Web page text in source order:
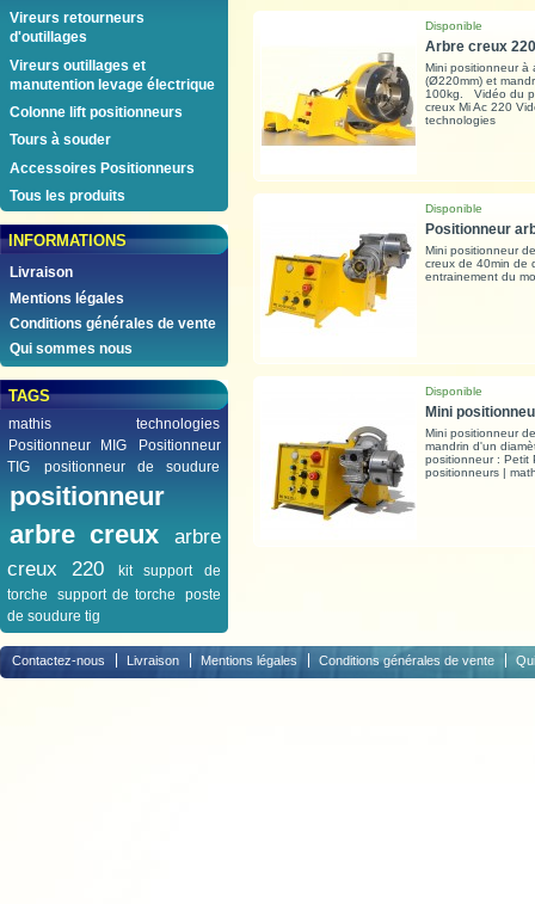
Vireurs retourneurs
d'outillages
Vireurs outillages et
manutention levage électrique
Colonne lift positionneurs
Tours à souder
Accessoires Positionneurs
Tous les produits
INFORMATIONS
Livraison
Mentions légales
Conditions générales de vente
Qui sommes nous
TAGS
mathis technologies
Positionneur MIG
Positionneur
TIG
positionneur de soudure
positionneur
arbre creux
arbre
creux 220
kit support de
torche
support de torche
poste
de soudure tig
Disponible
Arbre creux
Mini positionneur à
(Ø220mm) et
100kg. Vidéo du
creux Mi Ac 220
technologies
Disponible
Positionneur
Mini positionneur
creux de 40min de
entrainement du
Disponible
Mini
Mini positionneur
mandrin d'un
positionneur : Petit
positionneurs |
Contactez-nous Livraison Mentions légales Conditions générales de vente